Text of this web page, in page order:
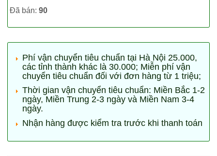
Đã bán: 90
Phí vận chuyển tiêu chuẩn tại Hà Nội 25.000,
các tỉnh thành khác là 30.000; Miễn phí vận
chuyển tiêu chuẩn đối với đơn hàng từ 1 triệu;
Thời gian vận chuyển tiêu chuẩn: Miền Bắc 1-2
ngày, Miền Trung 2-3 ngày và Miền Nam 3-4
ngày.
Nhận hàng được kiểm tra trước khi thanh toán